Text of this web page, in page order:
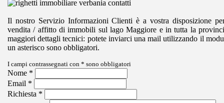
Il nostro Servizio Informazioni Clienti è a vostra disposizione
vendita / affitto di immobili sul lago Maggiore e in tutta la
maggiori dettagli tecnici: potete inviarci una mail utilizzando il
un asterisco sono obbligatori.
I campi contrassegnati con * sono obbligatori
Nome *
Email *
Richiesta *